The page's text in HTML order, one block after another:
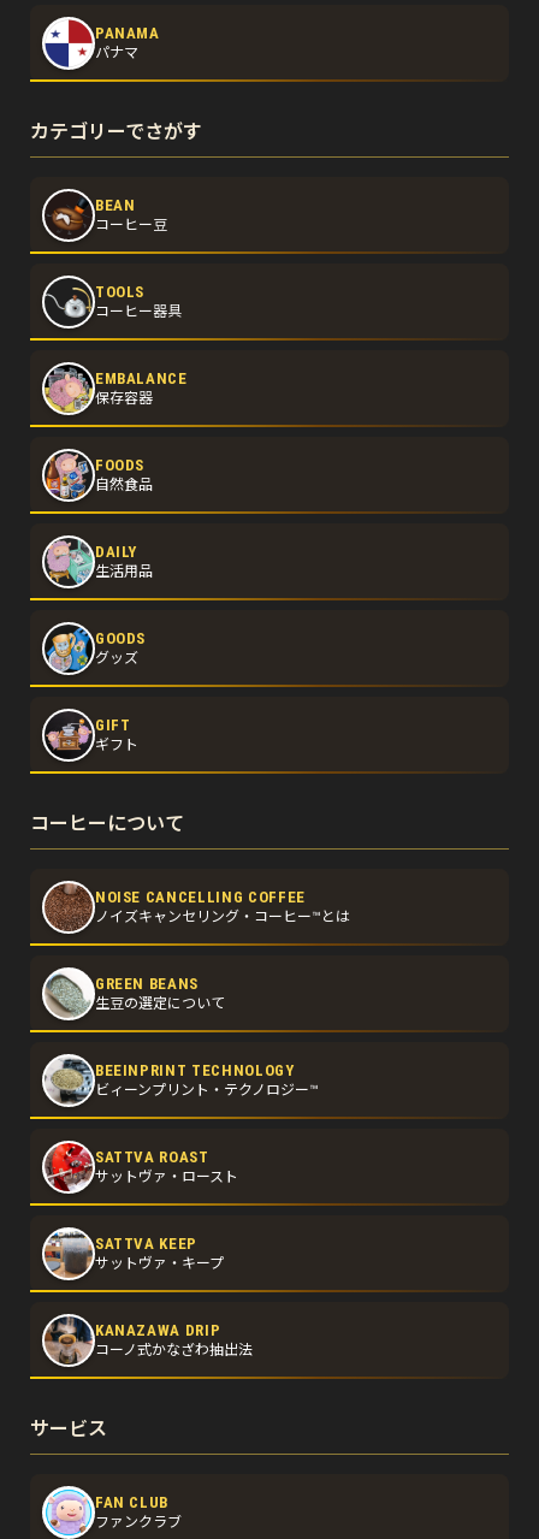
PANAMA
パナマ
カテゴリーでさがす
BEAN
コーヒー豆
TOOLS
コーヒー器具
EMBALANCE
保存容器
FOODS
自然食品
DAILY
生活用品
GOODS
グッズ
GIFT
ギフト
コーヒーについて
NOISE CANCELLING COFFEE
ノイズキャンセリング・コーヒー™とは
GREEN BEANS
生豆の選定について
BEEINPRINT TECHNOLOGY
ビィーンプリント・テクノロジー™
SATTVA ROAST
サットヴァ・ロースト
SATTVA KEEP
サットヴァ・キープ
KANAZAWA DRIP
コーノ式かなざわ抽出法
サービス
FAN CLUB
ファンクラブ